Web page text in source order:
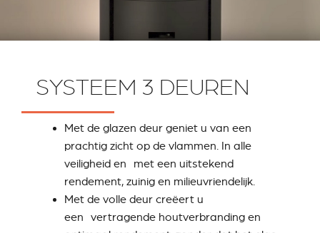
SYSTEEM 3 DEUREN
Met de glazen deur geniet u van een
prachtig zicht op de vlammen. In alle
veiligheid en met een uitstekend
rendement, zuinig en milieuvriendelijk.
Met de volle deur creëert u
een vertragende houtverbranding en